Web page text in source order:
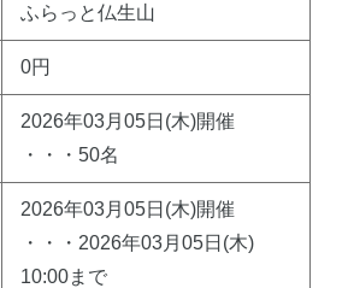
ふらっと仏生山
0円
2026年03月05日(木)開催
・・・50名
2026年03月05日(木)開催
・・・2026年03月05日(木)
10:00まで